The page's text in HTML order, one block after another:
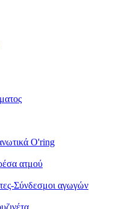
O'ring
ατμού
Σύνδεσμοι αγωγών